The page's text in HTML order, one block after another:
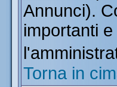
Annunci).
importanti
Torna in